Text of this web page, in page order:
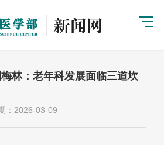
林：老年科发展面临三道坎
：2026-03-09